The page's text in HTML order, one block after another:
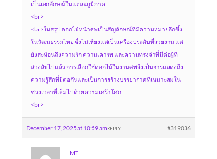
เป็นเอกลักษณ์ในแต่ละภูมิภาค
<br>
<br>ในสรุป ดอกไม้หน้าศพเป็นสัญลักษณ์ที่มีความหมายลึกซึ้ง
ในวัฒนธรรมไทย ซึ่งไม่เพียงแต่เป็นเครื่องประดับที่สวยงาม แต่
ยังสะท้อนถึงความรัก ความเคารพ และความทรงจำที่มีต่อผู้ที่
ล่วงลับไปแล้ว การเลือกใช้ดอกไม้ในงานศพจึงเป็นการแสดงถึง
ความรู้สึกที่มีต่อกันและเป็นการสร้างบรรยากาศที่เหมาะสมใน
ช่วงเวลาที่เต็มไปด้วยความเศร้าโศก
<br>
December 17, 2025 at 10:59 am #319036
REPLY
MT